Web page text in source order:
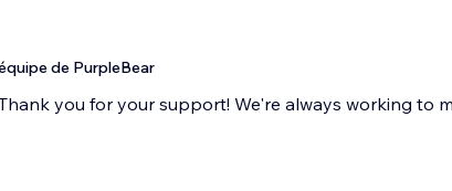
de PurpleBear
you for your support! We're always working to